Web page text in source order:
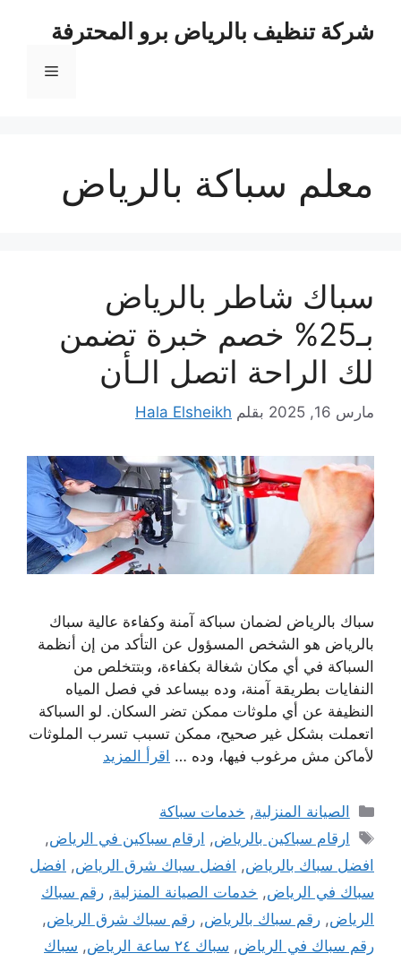
شركة تنظيف بالرياض برو المحترفة
القائمة
معلم سباكة بالرياض
سباك شاطر بالرياض
بـ25% خصم خبرة تضمن
لك الراحة اتصل الـأن
مارس 16, 2025 بقلم Hala Elsheikh
سباك بالرياض لضمان سباكة آمنة وكفاءة عالية سباك
بالرياض هو الشخص المسؤول عن التأكد من إن أنظمة
السباكة في أي مكان شغالة بكفاءة، وبتتخلص من
النفايات بطريقة آمنة، وده بيساعد في فصل المياه
النظيفة عن أي ملوثات ممكن تضر السكان. لو السباكة
اتعملت بشكل غير صحيح، ممكن تسبب تسرب الملوثات
لأماكن مش مرغوب فيها، وده … اقرأ المزيد
التصنيفات
الصيانة المنزلية, خدمات سباكة
الوسوم
ارقام سباكين بالرياض, ارقام سباكين في الرياض,
افضل سباك بالرياض, افضل سباك شرق الرياض, افضل
سباك في الرياض, خدمات الصيانة المنزلية, رقم سباك
الرياض, رقم سباك بالرياض, رقم سباك شرق الرياض,
رقم سباك في الرياض, سباك ٢٤ ساعة الرياض , سباك